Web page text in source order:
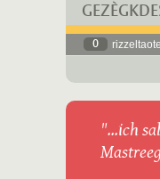
0
"...ich